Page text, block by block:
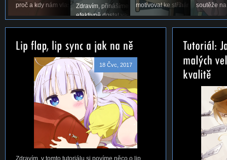
proč a kdy nám vlastně v AMV vadí a samozřejmě,...
Zdravím, přinášíme vám první tutoriál na téma, jak
efektivně dostat vaše AMV ze střihacího...
motivovat ke stříhání. Snad se
soutěže
18 Čvc, 2017